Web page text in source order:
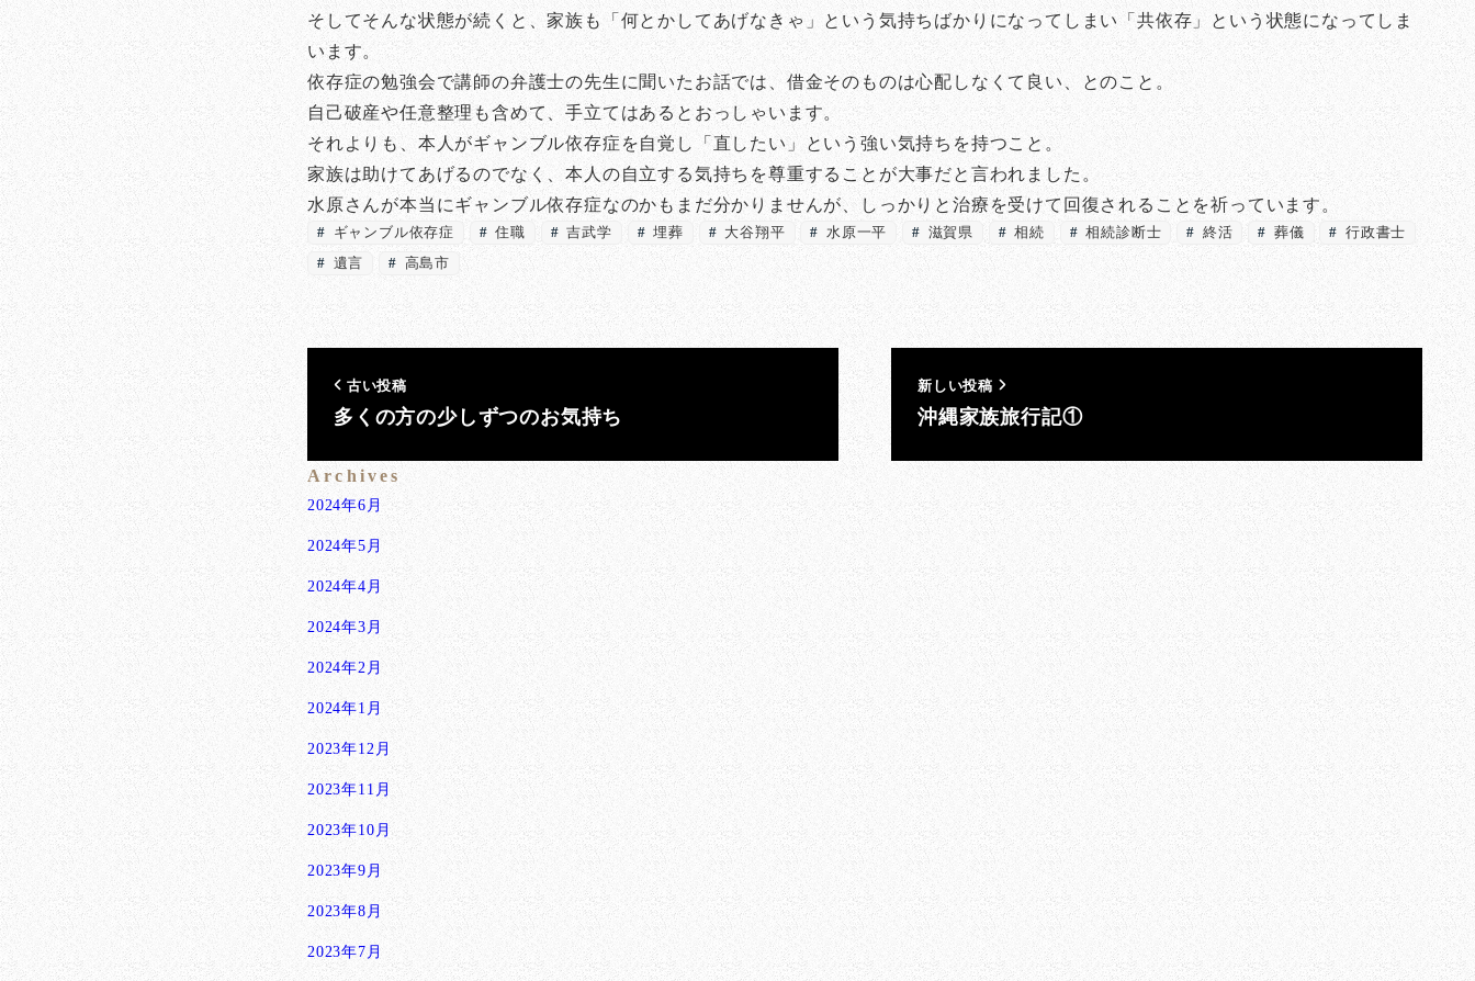
そしてそんな状態が続くと、家族も「何とかしてあげなきゃ」という気持ちばかりになってしまい「共依存」という状態になってしま
います。
依存症の勉強会で講師の弁護士の先生に聞いたお話では、借金そのものは心配しなくて良い、とのこと。
自己破産や任意整理も含めて、手立てはあるとおっしゃいます。
それよりも、本人がギャンブル依存症を自覚し「直したい」という強い気持ちを持つこと。
家族は助けてあげるのでなく、本人の自立する気持ちを尊重することが大事だと言われました。
水原さんが本当にギャンブル依存症なのかもまだ分かりませんが、しっかりと治療を受けて回復されることを祈っています。
ギャンブル依存症 住職 吉武学 埋葬 大谷翔平 水原一平 滋賀県 相続 相続診断士 終活 葬儀
行政書士
遺言
高島市
古い投稿
多くの方の少しずつのお気持ち
新しい投稿
沖縄家族旅行記①
Archives
2024年6月
2024年5月
2024年4月
2024年3月
2024年2月
2024年1月
2023年12月
2023年11月
2023年10月
2023年9月
2023年8月
2023年7月